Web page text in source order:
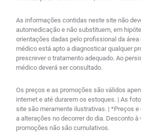
As informações contidas neste site não
automedicação e não substituem, em
orientações dadas pelo profissional da
médico está apto a diagnosticar qualquer
prescrever o tratamento adequado. Ao
médico deverá ser consultado.
Os preços e as promoções são válidos
internet e até durarem os estoques. | As
site são meramente ilustrativas. | *Preços
a alterações no decorrer do dia. Desconto
promoções não são cumulativos.